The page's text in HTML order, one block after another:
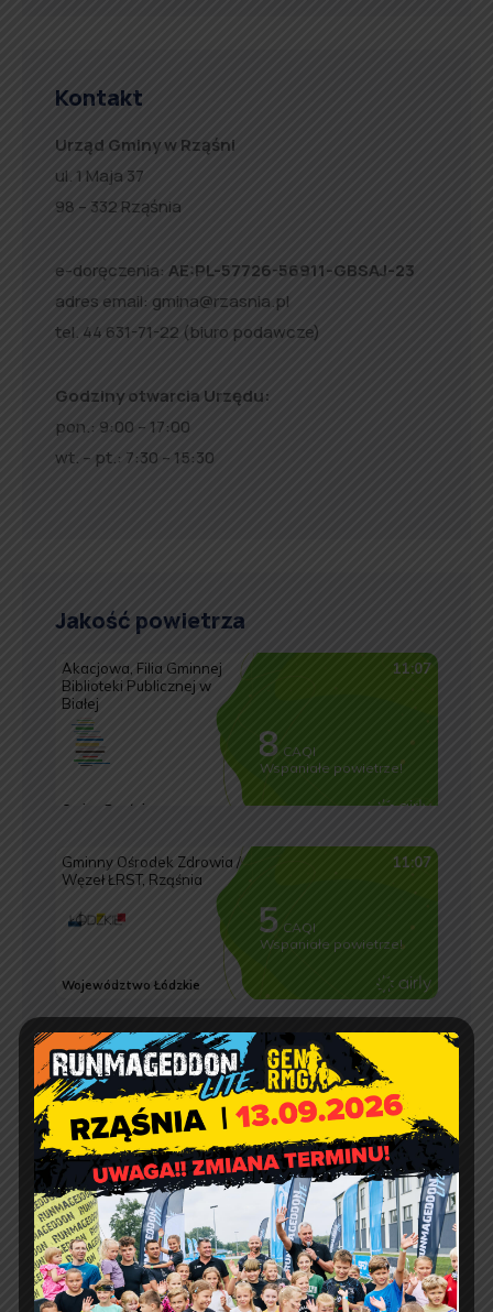
Kontakt
Urząd Gminy w Rząśni
ul. 1 Maja 37
98 – 332 Rząśnia
e-doręczenia: AE:PL-57726-56911-GBSAJ-23
adres email: gmina@rzasnia.pl
tel. 44 631-71-22 (biuro podawcze)
Godziny otwarcia Urzędu:
pon.: 9:00 – 17:00
wt. – pt.: 7:30 – 15:30
Jakość powietrza